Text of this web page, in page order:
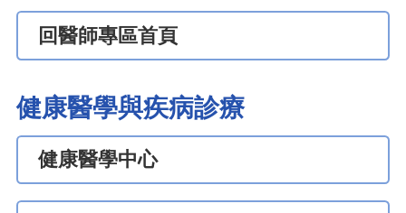
回醫師專區首頁
健康醫學與疾病診療
健康醫學中心